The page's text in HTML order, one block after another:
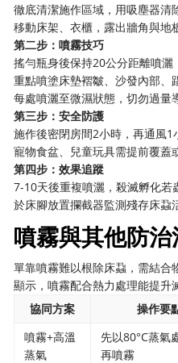
徹底清潔施作區域，用吸塵器清
移動床架、衣櫃，露出牆角與地
第二步：噴霧技巧
搖勻瓶身後保持20公分距離噴灑
重點噴塗床墊褶皺、沙發內部、
每處噴灑至微濕狀態，切勿過量
第三步：安全防護
施作後密閉房間2小時，再通風1
寵物食盆、兒童玩具需提前覆蓋
第四步：效果追蹤
7-10天後重複噴灑，殺滅孵化若
於床腳放置攔截器監測殘存床蝨
噴霧與其他防
單靠噴霧難以根除床蝨，需結合
顯示，噴霧配合熱力處理能提升
協同方案
操作要
噴霧+高溫
蒸氣
先以80°C蒸氣
再噴霧